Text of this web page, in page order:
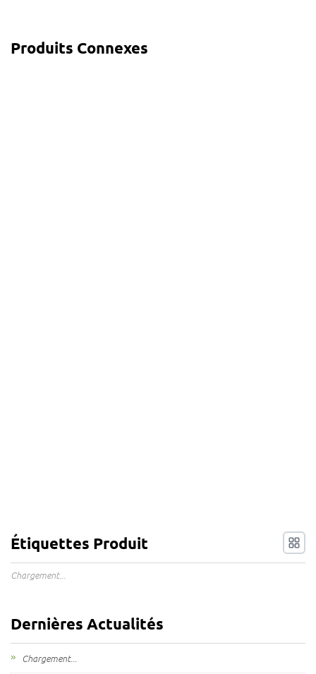
Produits Connexes
Étiquettes Produit
Chargement...
Dernières Actualités
Chargement...